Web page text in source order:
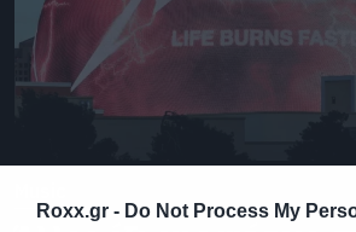
Roxx.gr - Do Not Process My